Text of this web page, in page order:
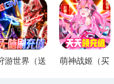
游世界（送
萌神战姬（买